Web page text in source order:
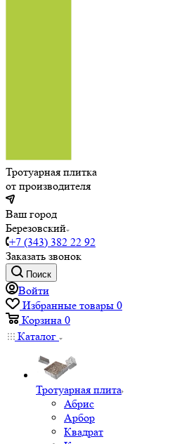
Тротуарная плитка
от производителя
Ваш город
Березовский
+7 (343) 382 22 92
Заказать звонок
Поиск
Войти
Избранные товары 0
Корзина 0
Каталог
Тротуарная плита
Абрис
Арбор
Квадрат